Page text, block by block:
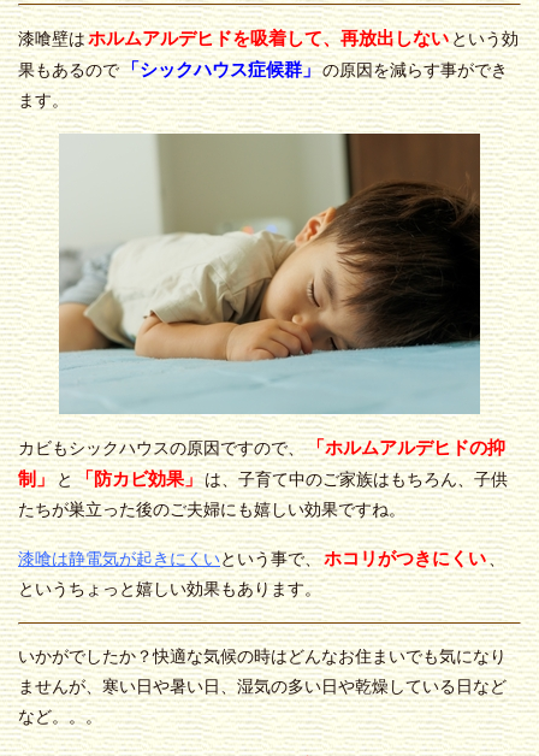
漆喰壁はホルムアルデヒドを吸着して、再放出しないという効
果もあるので「シックハウス症候群」の原因を減らす事ができ
ます。
カビもシックハウスの原因ですので、「ホルムアルデヒドの抑
制」と「防カビ効果」は、子育て中のご家族はもちろん、子供
たちが巣立った後のご夫婦にも嬉しい効果ですね。
漆喰は静電気が起きにくいという事で、ホコリがつきにくい、
というちょっと嬉しい効果もあります。
いかがでしたか？快適な気候の時はどんなお住まいでも気になり
ませんが、寒い日や暑い日、湿気の多い日や乾燥している日など
など。。。